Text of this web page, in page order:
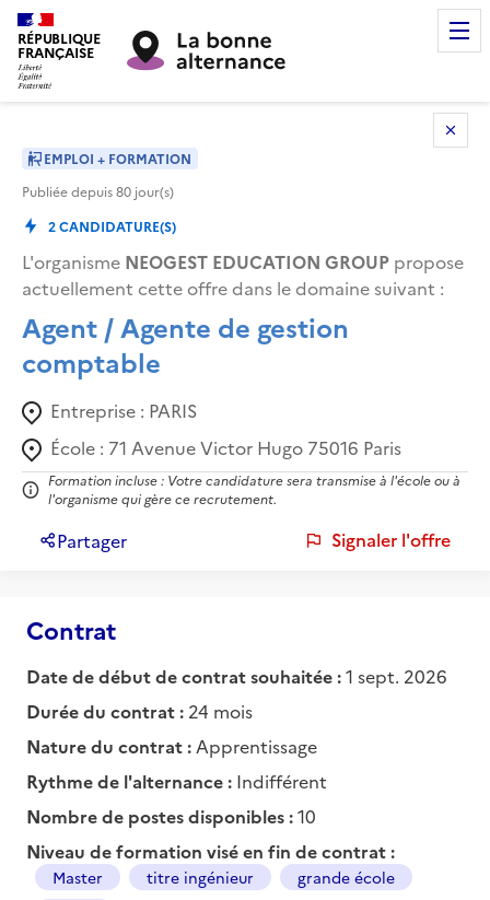
RÉPUBLIQUE
FRANÇAISE
EMPLOI + FORMATION
Publiée depuis80 jour(s)
2CANDIDATURE(S)
L'organisme NEOGEST EDUCATION GROUP propose
actuellement cette offre dans le domaine suivant :
Agent / Agente de gestion
comptable
Entreprise : PARIS
École : 71 Avenue Victor Hugo 75016 Paris
Formation incluse : Votre candidature sera transmise à l'école ou à
l'organisme qui gère ce recrutement.
Partager Signaler l'offre
Contrat
Date de début de contrat souhaitée :1 sept. 2026
Durée du contrat : 24 mois
Nature du contrat : Apprentissage
Rythme de l'alternance : Indifférent
Nombre de postes disponibles :10
Niveau de formation visé en fin de contrat :
Master titre ingénieur
grande école